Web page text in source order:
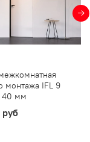
монтажа IFL 9
40 мм